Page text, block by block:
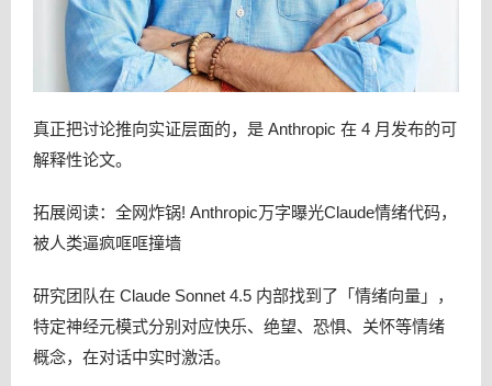
真正把讨论推向实证层面的，是 Anthropic 在 4 月发布的可
解释性论文。
拓展阅读：全网炸锅! Anthropic万字曝光Claude情绪代码，
被人类逼疯哐哐撞墙
研究团队在 Claude Sonnet 4.5 内部找到了「情绪向量」，
特定神经元模式分别对应快乐、绝望、恐惧、关怀等情绪
概念，在对话中实时激活。